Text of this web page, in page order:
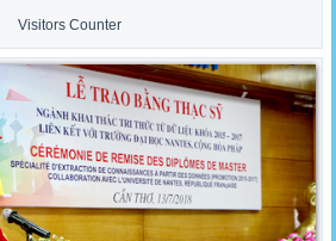
Visitors Counter